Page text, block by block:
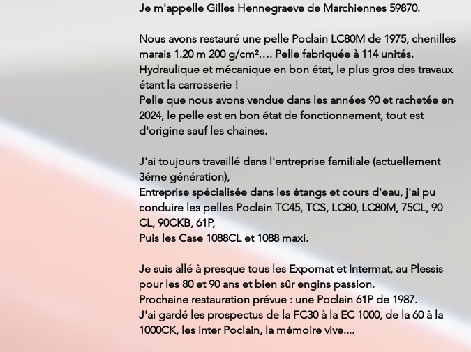
Je m'appelle Gilles Hennegraeve de Marchiennes 59870.
Nous avons restauré une pelle Poclain LC80M de 1975, chenilles
marais 1.20 m 200 g/cm²…. Pelle fabriquée à 114 unités.
Hydraulique et mécanique en bon état, le plus gros des travaux
étant la carrosserie !
Pelle que nous avons vendue dans les années 90 et rachetée en
2024, le pelle est en bon état de fonctionnement, tout est
d'origine sauf les chaines.
J'ai toujours travaillé dans l'entreprise familiale (actuellement
3éme génération),
Entreprise spécialisée dans les étangs et cours d'eau, j'ai pu
conduire les pelles Poclain TC45, TCS, LC80, LC80M, 75CL, 90
CL, 90CKB, 61P,
Puis les Case 1088CL et 1088 maxi.
Je suis allé à presque tous les Expomat et Intermat, au Plessis
pour les 80 et 90 ans et bien sûr engins passion.
Prochaine restauration prévue : une Poclain 61P de 1987.
J'ai gardé les prospectus de la FC30 à la EC 1000, de la 60 à la
1000CK, les inter Poclain, la mémoire vive....